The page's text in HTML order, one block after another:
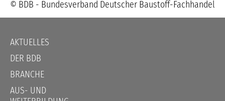
© BDB - Bundesverband Deutscher Baustoff-Fachhandel
Navigation
überspringen
AKTUELLES
DER BDB
BRANCHE
AUS- UND